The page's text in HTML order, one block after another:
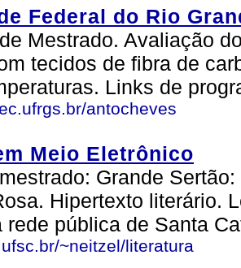
Federal do Rio
Mestrado. Avaliação
tecidos de fibra de
Links de
antocheves
Meio Eletrônico
Grande
Hipertexto literário.
rede pública de Santa
~neitzel/literatura